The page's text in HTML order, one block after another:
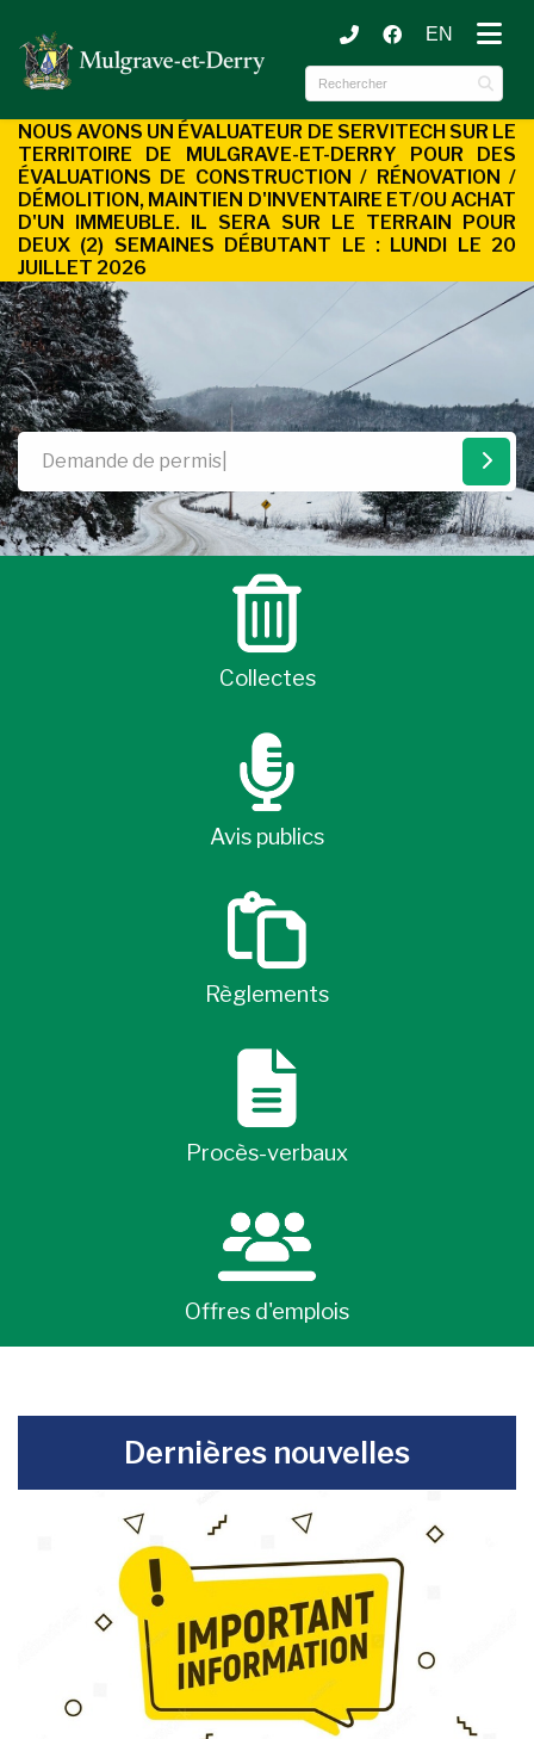
(Municipalité )
EN
NOUS AVONS UN ÉVALUATEUR DE SERVITECH SUR LE
TERRITOIRE DE MULGRAVE-ET-DERRY POUR DES
ÉVALUATIONS DE CONSTRUCTION / RÉNOVATION /
DÉMOLITION, MAINTIEN D'INVENTAIRE ET/OU ACHAT
D'UN
IMMEUBLE. IL SERA SUR LE TERRAIN POUR
DEUX (2) SEMAINES DÉBUTANT LE : LUNDI LE 20
JUILLET 2026
Collectes
Avis publics
Règlements
Procès-verbaux
Offres d'emplois
Dernières nouvelles